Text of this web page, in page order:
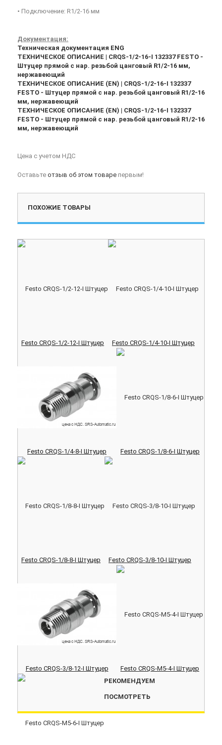
• Подключение: R1/2-16 мм
Документация:
Техническая документация ENG
ТЕХНИЧЕСКОЕ ОПИСАНИЕ | CRQS-1/2-16-I 132337 FESTO -
Штуцер прямой с нар. резьбой цанговый R1/2-16 мм,
нержавеющий
ТЕХНИЧЕСКОЕ ОПИСАНИЕ (EN) | CRQS-1/2-16-I 132337
FESTO - Штуцер прямой с нар. резьбой цанговый R1/2-16
мм, нержавеющий
ТЕХНИЧЕСКОЕ ОПИСАНИЕ (EN) | CRQS-1/2-16-I 132337
FESTO - Штуцер прямой с нар. резьбой цанговый R1/2-16
мм, нержавеющий
Цена с учетом НДС
Оставьте отзыв об этом товаре первым!
ПОХОЖИЕ ТОВАРЫ
Festo CRQS-1/2-12-I Штуцер Festo CRQS-1/4-10-I Штуцер
Festo CRQS-1/4-8-I Штуцер Festo CRQS-1/8-6-I Штуцер
Festo CRQS-1/8-8-I Штуцер Festo CRQS-3/8-10-I Штуцер
Festo CRQS-3/8-12-I Штуцер
Festo CRQS-M5-4-I Штуцер
РЕКОМЕНДУЕМ
ПОСМОТРЕТЬ